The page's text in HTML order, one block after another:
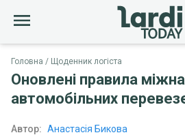
Головна Щоденник логіста
Оновлені правила
автомобільних
Автор: Анастасія Бикова